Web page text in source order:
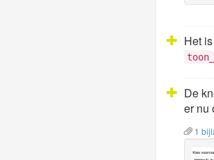
Het
De
er nu
1